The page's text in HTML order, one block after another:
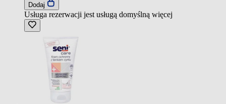
Dodaj
Usługa rezerwacji jest usługą domyślną więcej